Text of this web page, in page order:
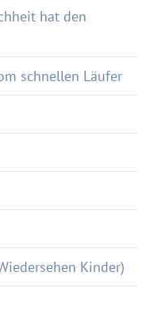
hat den
schnellen Läufer
Kinder)